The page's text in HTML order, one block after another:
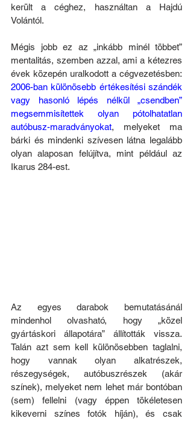
került a céghez, használtan a Hajdú
Volántól.
Mégis jobb ez az „inkább minél többet”
mentalitás, szemben azzal, ami a kétezres
2006-ban különösebb értékesítési szándék
vagy hasonló lépés nélkül „csendben”
megsemmisítettek olyan pótolhatatlan
autóbusz-maradványokat, melyeket ma
bárki és mindenki szívesen látna legalább
olyan alaposan felújítva, mint például az
Ikarus 284-est.
Az egyes darabok bemutatásánál
mindenhol olvasható, hogy „közel
gyártáskori állapotára” állították vissza.
Talán azt sem kell különösebben taglalni,
hogy vannak olyan alkatrészek,
részegységek, autóbuszrészek (akár
színek), melyeket nem lehet már bontóban
(sem) fellelni (vagy éppen tökéletesen
kikeverni színes fotók híján), és csak